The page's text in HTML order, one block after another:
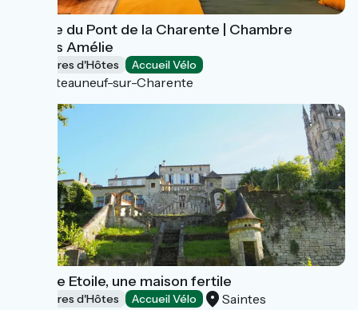
Annexe du Pont de la Charente | Chambre
d'hôtes Amélie
Chambres d'Hôtes Accueil Vélo
Châteauneuf-sur-Charente
La Belle Etoile, une maison fertile
Chambres d'Hôtes Accueil Vélo Saintes